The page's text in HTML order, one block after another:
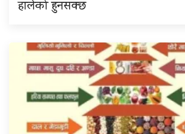
हालेको हुनसक्छ